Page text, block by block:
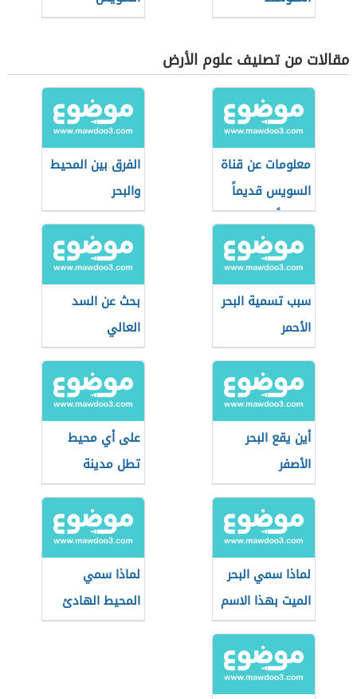
مقالات من تصنيف علوم الأرض
معلومات عن قناة
السويس قديماً
وحديثاً
الفرق بين المحيط
والبحر
سبب تسمية البحر
الأحمر
بحث عن السد
العالي
أين يقع البحر
الأصفر
على أي محيط
تطل مدينة
نواكشوط
لماذا سمي البحر
الميت بهذا الاسم
لماذا سمي
المحيط الهادئ
بهذا الاسم